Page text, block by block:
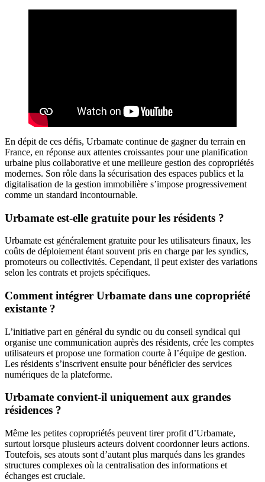
En dépit de ces défis, Urbamate continue de gagner du terrain en
France, en réponse aux attentes croissantes pour une planification
urbaine plus collaborative et une meilleure gestion des copropriétés
modernes. Son rôle dans la sécurisation des espaces publics et la
digitalisation de la gestion immobilière s’impose progressivement
comme un standard incontournable.
Urbamate est-elle gratuite pour les résidents ?
Urbamate est généralement gratuite pour les utilisateurs finaux, les
coûts de déploiement étant souvent pris en charge par les syndics,
promoteurs ou collectivités. Cependant, il peut exister des variations
selon les contrats et projets spécifiques.
Comment intégrer Urbamate dans une copropriété
existante ?
L’initiative part en général du syndic ou du conseil syndical qui
organise une communication auprès des résidents, crée les comptes
utilisateurs et propose une formation courte à l’équipe de gestion.
Les résidents s’inscrivent ensuite pour bénéficier des services
numériques de la plateforme.
Urbamate convient-il uniquement aux grandes
résidences ?
Même les petites copropriétés peuvent tirer profit d’Urbamate,
surtout lorsque plusieurs acteurs doivent coordonner leurs actions.
Toutefois, ses atouts sont d’autant plus marqués dans les grandes
structures complexes où la centralisation des informations et
échanges est cruciale.